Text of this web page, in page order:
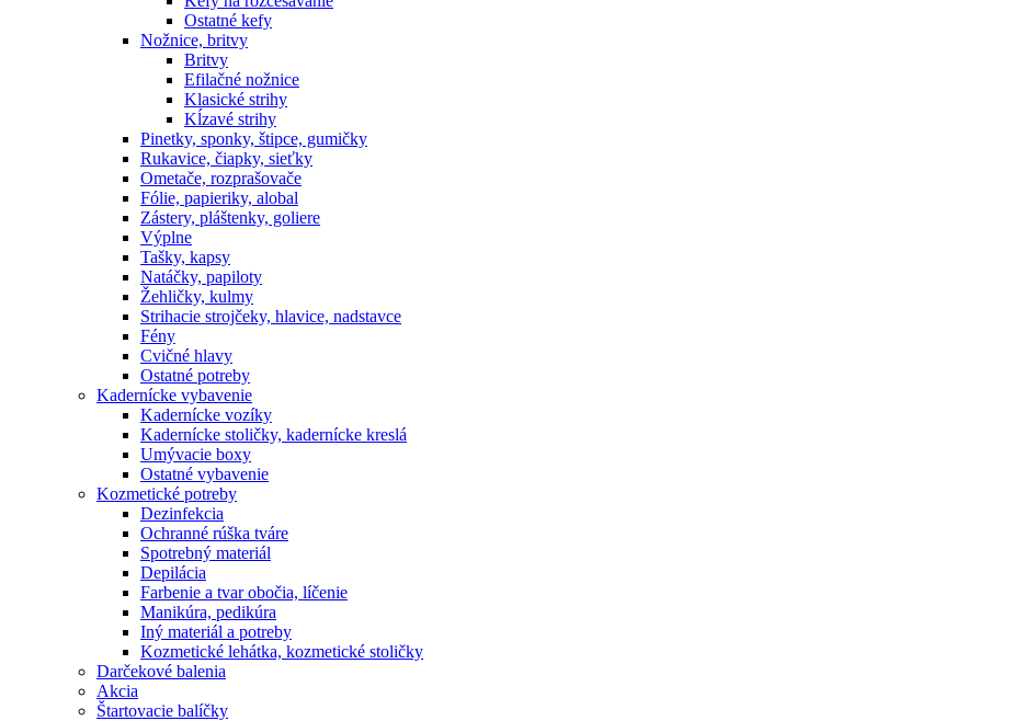
Ostatné kefy
Nožnice, britvy
Britvy
Efilačné nožnice
Klasické strihy
Kĺzavé strihy
Pinetky, sponky, štipce, gumičky
Rukavice, čiapky, sieťky
Ometače, rozprašovače
Fólie, papieriky, alobal
Zástery, pláštenky, goliere
Výplne
Tašky, kapsy
Natáčky, papiloty
Žehličky, kulmy
Strihacie strojčeky, hlavice, nadstavce
Fény
Cvičné hlavy
Ostatné potreby
Kadernícke vybavenie
Kadernícke vozíky
Kadernícke stoličky, kadernícke kreslá
Umývacie boxy
Ostatné vybavenie
Kozmetické potreby
Dezinfekcia
Ochranné rúška tváre
Spotrebný materiál
Depilácia
Farbenie a tvar obočia, líčenie
Manikúra, pedikúra
Iný materiál a potreby
Kozmetické lehátka, kozmetické stoličky
Darčekové balenia
Akcia
Štartovacie balíčky